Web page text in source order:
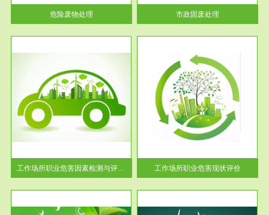
危险废物处理
理处...
市政固废处理
工作场所职业危害因素检测与评价...
服务范围
工作场所职业危害现状评价
【现状评价意义】：具体因素---
-通过质谱分析等多种手段明确
工作场...
工作场所职业危害现状评价